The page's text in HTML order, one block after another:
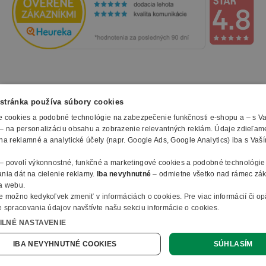
pracovný priestor, ale taktiež zaistia členenie
plochy či pomôžu zvýšiť Vaše súkromie pri práci.
Kontajnery
skvele dopĺňajú rad o úložný priestor priamo pri
stole. Majú podľa variantu 3 alebo 4 zásuvky,
doplnené o držadlá z lešteného hliníka. Nechýba ani
centrálne zamykanie s cylindrickým zámkom s 2
kľúčmi.
Regály a knižnice
Regály a knižnice PRIMO WOOD zaistia, že budete
mať všetky svoje dokumenty ihneď po ruke, na
očiach a prehľadne usporiadané. Vyznačujú sa
sivým prevedením korpusov, pevnými policami s
NAKUPOVANIE
Všetko o nákupe
Obchodné podmienky
Spôsoby platby
Záruky, servis a reklamácie
Ochrana osobných údajov
Informácie o cookies
Ako nakupovať
Online dopyt
SLUŽBY
Reklamačný formulár
E-procurement
Vlastná výroba nábytku
Vyhlásenie o prístupnosti
O FIRME
O nás
Kontakty
Členstvo v organizáciach
B2B Partner ČR
B2B Partner Poľsko
© 2010 - 2026 B2B Partner s.r.o. - Všetky práva vyhradené.
Profesionálny e-shop na mieru
používa súbory cookies
cookies a podobné technológie na zabezpečenie funkčnosti e-shopu a – s
na personalizáciu obsahu a zobrazenie relevantných reklám. Údaje
reklamné a analytické účely (napr. Google Ads, Google Analytics) iba s
povolí výkonnostné, funkčné a marketingové cookies a podobné
dát na cielenie reklamy.
Iba nevyhnutné – odmietne všetko nad rámec
webu.
možno kedykoľvek zmeniť v informáciách o cookies. Pre viac informácií či
spracovania údajov navštívte našu sekciu informácie o cookies.
NASTAVENIE
SÚHLASÍM
IBA NEVYHNUTNÉ COOKIES